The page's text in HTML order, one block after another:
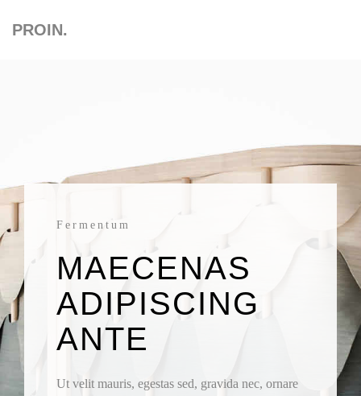
PROIN.
Fermentum
MAECENAS
ADIPISCING
ANTE
Ut velit mauris, egestas sed, gravida nec, ornare